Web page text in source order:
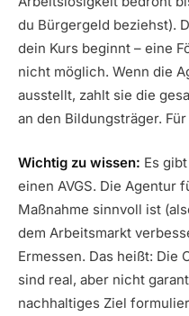
du Bürgergeld beziehst).
dein Kurs beginnt – eine
nicht möglich. Wenn die
ausstellt, zahlt sie die
an den Bildungsträger.
Wichtig zu wissen: Es
einen AVGS. Die Agentur
Maßnahme sinnvoll ist
dem Arbeitsmarkt
Ermessen. Das heißt: Die
sind real, aber nicht
nachhaltiges Ziel